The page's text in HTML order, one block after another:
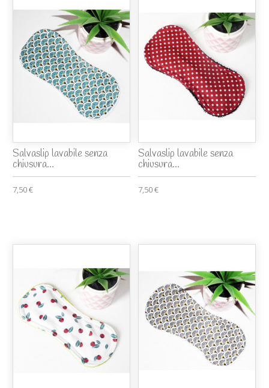
Salvaslip lavabile senza
chiusura...
7,50 €
Salvaslip lavabile senza
chiusura...
7,50 €